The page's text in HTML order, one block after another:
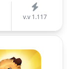
v.v 1.117